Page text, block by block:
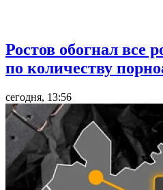
Ростов обогнал все
по количеству
сегодня, 13:56